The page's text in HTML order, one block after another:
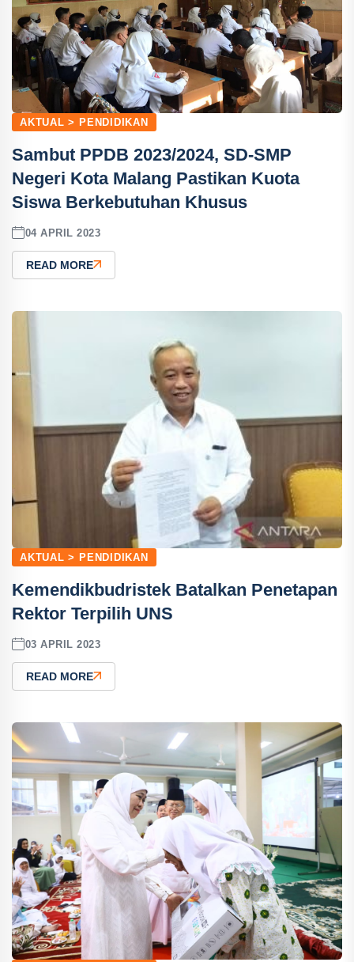
AKTUAL > PENDIDIKAN
Sambut PPDB 2023/2024, SD-SMP
Negeri Kota Malang Pastikan Kuota
Siswa Berkebutuhan Khusus
04 APRIL 2023
READ MORE
AKTUAL > PENDIDIKAN
Kemendikbudristek Batalkan Penetapan
Rektor Terpilih UNS
03 APRIL 2023
READ MORE